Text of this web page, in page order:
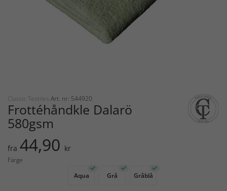
Classic Textiles Art. nr: 544920
Frottéhåndkle Dalarö
580gsm
fra 44,90 kr
Farge
Aqua
Grå Gråblå